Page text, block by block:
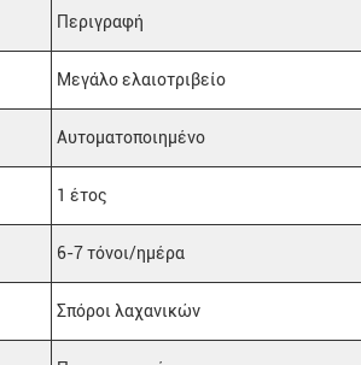
Περιγραφή
Μεγάλο ελαιοτριβείο
Αυτοματοποιημένο
1 έτος
6-7 τόνοι/ημέρα
Σπόροι λαχανικών